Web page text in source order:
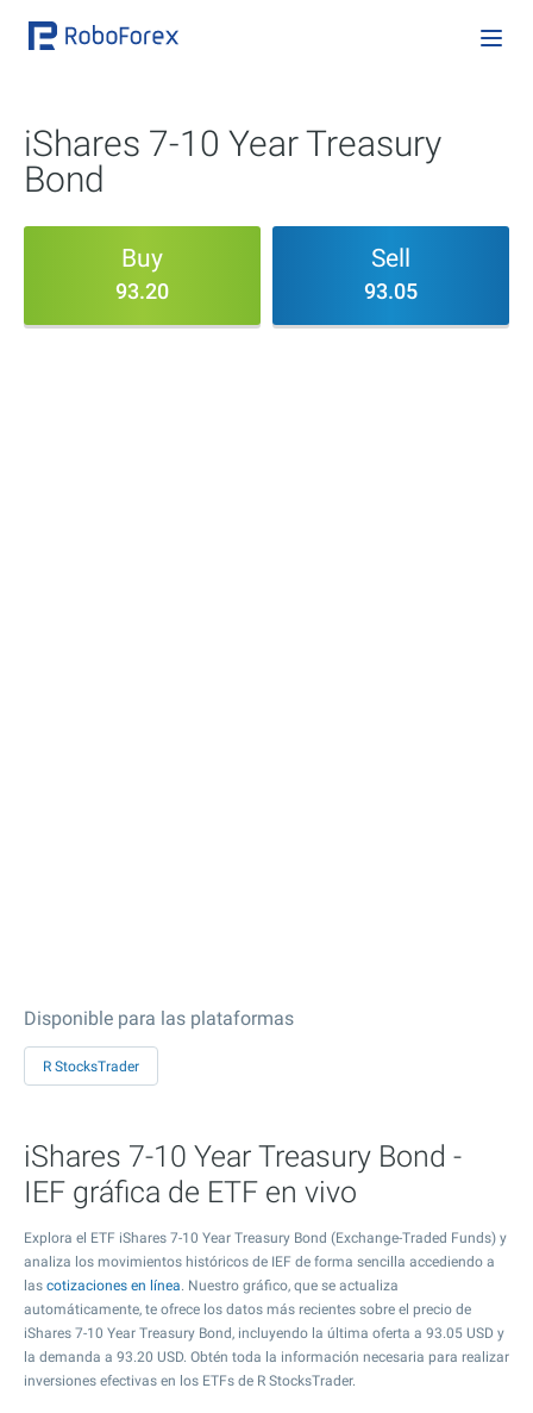
iShares 7-10 Year Treasury
Bond
Buy
93.20
Sell
93.05
Disponible para las plataformas
R StocksTrader
iShares 7-10 Year Treasury Bond -
IEF gráfica de ETF en vivo
Explora el ETF iShares 7-10 Year Treasury Bond (Exchange-Traded Funds) y
analiza los movimientos históricos de IEF de forma sencilla accediendo a
las cotizaciones en línea. Nuestro gráfico, que se actualiza
automáticamente, te ofrece los datos más recientes sobre el precio de
iShares 7-10 Year Treasury Bond, incluyendo la última oferta a 93.05 USD y
la demanda a 93.20 USD. Obtén toda la información necesaria para realizar
inversiones efectivas en los ETFs de R StocksTrader.